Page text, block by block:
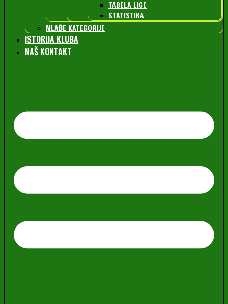
TABELA LIGE
STATISTIKA
MLAĐE KATEGORIJE
ISTORIJA KLUBA
NAŠ KONTAKT